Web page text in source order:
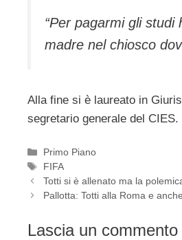
“Per pagarmi gli
madre nel chiosco
Alla fine si è laureato in
segretario generale del
Categorie
Primo Piano
Tag
FIFA
Totti si è allenato ma la
Pallotta: Totti alla Roma e
Lascia un commento